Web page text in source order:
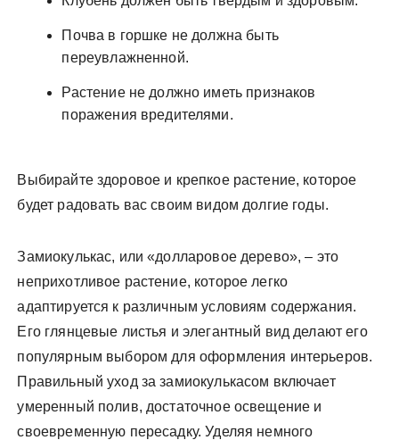
Почва в горшке не должна быть
переувлажненной.
Растение не должно иметь признаков
поражения вредителями.
Выбирайте здоровое и крепкое растение, которое
будет радовать вас своим видом долгие годы.
Замиокулькас, или «долларовое дерево», – это
неприхотливое растение, которое легко
адаптируется к различным условиям содержания.
Его глянцевые листья и элегантный вид делают его
популярным выбором для оформления интерьеров.
Правильный уход за замиокулькасом включает
умеренный полив, достаточное освещение и
своевременную пересадку. Уделяя немного